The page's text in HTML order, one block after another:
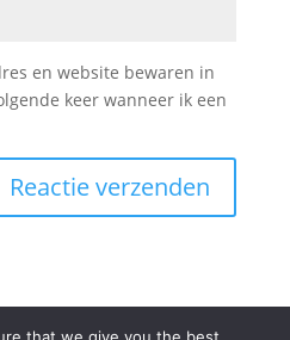
en website bewaren in
keer wanneer ik een